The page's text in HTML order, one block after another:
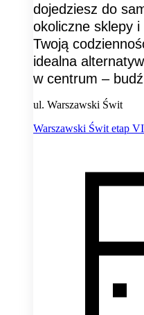
dojedziesz do
okoliczne sklepy i
Twoją
idealna
w centrum –
ul. Warszawski Świt
Warszawski Świt etap